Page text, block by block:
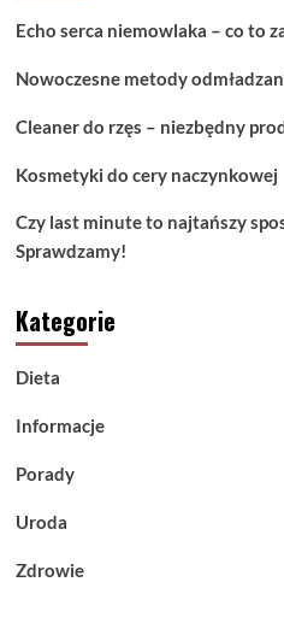
w
stylizacji
Echo serca niemowlaka – co to
Nowoczesne metody
Cleaner do rzęs – niezbędny
Kosmetyki do cery naczynkowej
Czy last minute to najtańszy
Sprawdzamy!
Kategorie
Dieta
Informacje
Porady
Uroda
Zdrowie